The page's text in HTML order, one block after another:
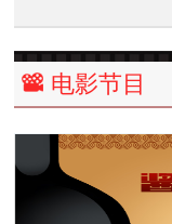
电影节目